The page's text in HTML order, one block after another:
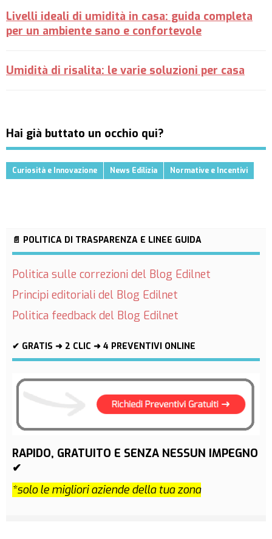
Livelli ideali di umidità in casa: guida completa
per un ambiente sano e confortevole
Umidità di risalita: le varie soluzioni per casa
Hai già buttato un occhio qui?
Curiosità e Innovazione News Edilizia Normative e Incentivi
📄 POLITICA DI TRASPARENZA E LINEE GUIDA
Politica sulle correzioni del Blog Edilnet
Principi editoriali del Blog Edilnet
Politica feedback del Blog Edilnet
✔ GRATIS ➜ 2 CLIC ➜ 4 PREVENTIVI ONLINE
RAPIDO, GRATUITO E SENZA NESSUN IMPEGNO
✔
*solo le migliori aziende della tua zona